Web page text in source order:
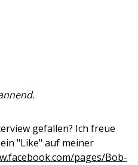
gefallen? Ich freue
"Like" auf meiner
pages/Bob-